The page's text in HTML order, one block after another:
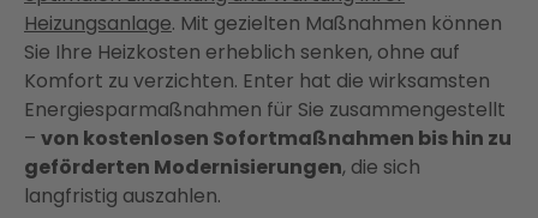
Heizungsanlage. Mit gezielten Maßnahmen können
Sie Ihre Heizkosten erheblich senken, ohne auf
Komfort zu verzichten. Enter hat die wirksamsten
Energiesparmaßnahmen für Sie zusammengestellt
– von kostenlosen Sofortmaßnahmen bis hin zu
geförderten Modernisierungen, die sich
langfristig auszahlen.